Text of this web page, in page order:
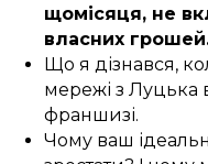
щомісяця, не
власних
Що я дізнався,
мережі з Луцька
франшизі.
Чому ваш